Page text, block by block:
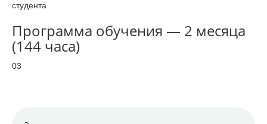
студента
Программа обучения — 2 месяца
(144 часа)
03